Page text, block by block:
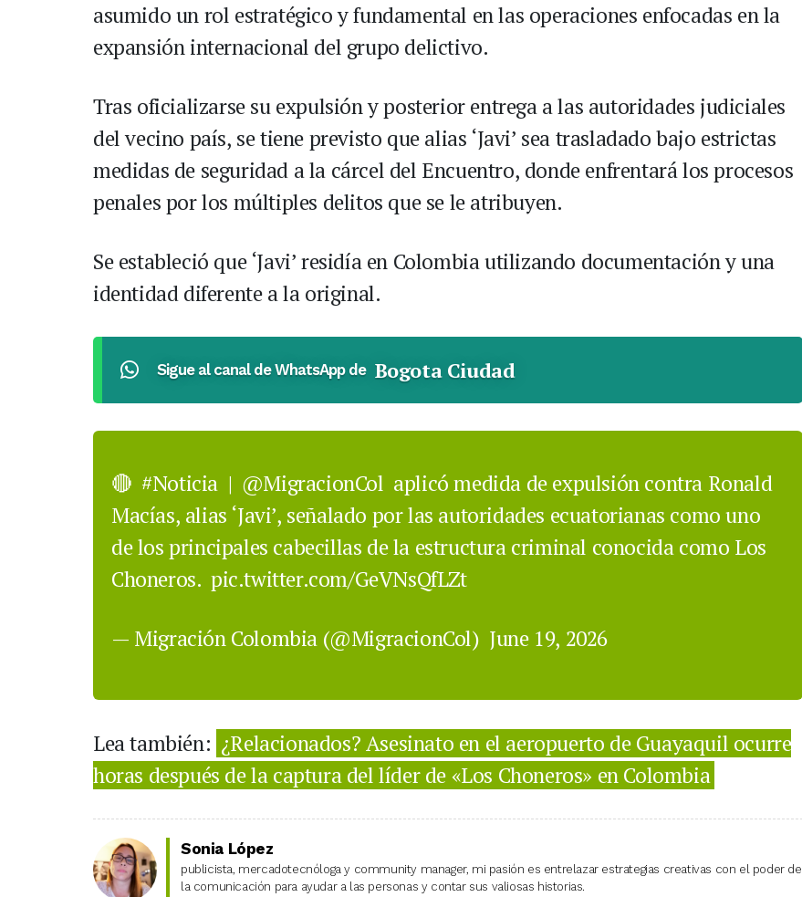
asumido un rol estratégico y fundamental en las operaciones enfocadas en la
expansión internacional del grupo delictivo.
Tras oficializarse su expulsión y posterior entrega a las autoridades judiciales
del vecino país, se tiene previsto que alias ‘Javi’ sea trasladado bajo estrictas
medidas de seguridad a la cárcel del Encuentro, donde enfrentará los procesos
penales por los múltiples delitos que se le atribuyen.
Se estableció que ‘Javi’ residía en Colombia utilizando documentación y una
identidad diferente a la original.
Sigue al canal de WhatsApp de Bogota Ciudad
🔴 #Noticia | @MigracionCol aplicó medida de expulsión contra Ronald
Macías, alias ‘Javi’, señalado por las autoridades ecuatorianas como uno
de los principales cabecillas de la estructura criminal conocida como Los
Choneros. pic.twitter.com/GeVNsQfLZt
— Migración Colombia (@MigracionCol) June 19, 2026
Lea también: ¿Relacionados? Asesinato en el aeropuerto de Guayaquil ocurre
horas después de la captura del líder de «Los Choneros» en Colombia
Sonia López
publicista, mercadotecnóloga y community manager, mi pasión es entrelazar estrategias creativas con el poder de
la comunicación para ayudar a las personas y contar sus valiosas historias.